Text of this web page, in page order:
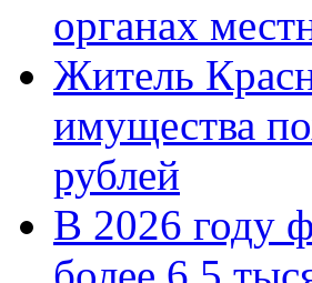
органах
Житель
имущества
рублей
В 2026 году